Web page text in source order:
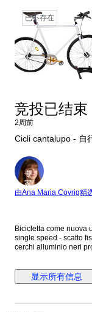
已不存在
竞投已结束
2周前
Cicli cantalupo - 自
专
家
由Ana Maria Covrig精
Bicicletta come nuova
single speed - scatto
cerchi alluminio neri
显示所有信息